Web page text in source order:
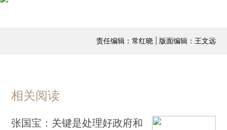
责任编辑：常红晓 | 版面编辑：王文远
相关阅读
张国宝：关键是处理好政府和